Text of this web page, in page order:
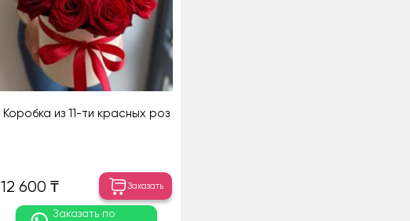
Коробка из 11-ти красных роз
12 600 ₸ Заказать
Заказать по